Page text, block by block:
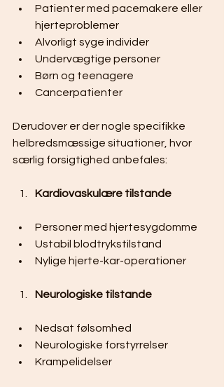
Patienter med pacemakere eller
hjerteproblemer
Alvorligt syge individer
Undervægtige personer
Børn og teenagere
Cancerpatienter
Derudover er der nogle specifikke
helbredsmæssige situationer, hvor
særlig forsigtighed anbefales:
Kardiovaskulære tilstande
Personer med hjertesygdomme
Ustabil blodtrykstilstand
Nylige hjerte-kar-operationer
Neurologiske tilstande
Nedsat følsomhed
Neurologiske forstyrrelser
Krampelidelser